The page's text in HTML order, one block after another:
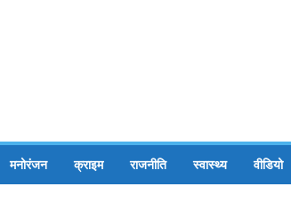
मनोरंजन क्राइम राजनीति स्वास्थ्य वीडियो